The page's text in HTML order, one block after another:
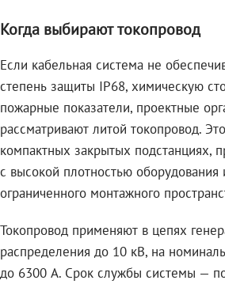
Когда выбирают токопровод
Если кабельная система не
степень защиты IP68, химическую
пожарные показатели, проектные
рассматривают литой токопровод.
компактных закрытых подстанциях,
с высокой плотностью оборудования
ограниченного монтажного
Токопровод применяют в цепях
распределения до 10 кВ, на
до 6300 А. Срок службы системы —